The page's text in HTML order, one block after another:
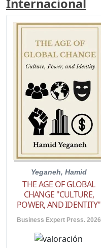
Internacional
Yeganeh, Hamid
THE AGE OF GLOBAL
CHANGE "CULTURE,
POWER, AND IDENTITY"
Business Expert Press. 2026